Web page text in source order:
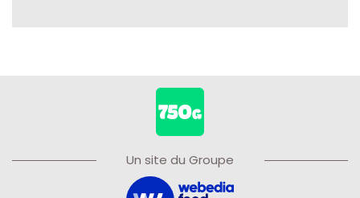
Un site du Groupe